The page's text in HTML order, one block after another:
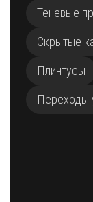
Теневые
Скрытые
Плинтусы
Переходы